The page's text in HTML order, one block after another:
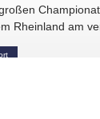
Rheinland am
erfolgreich